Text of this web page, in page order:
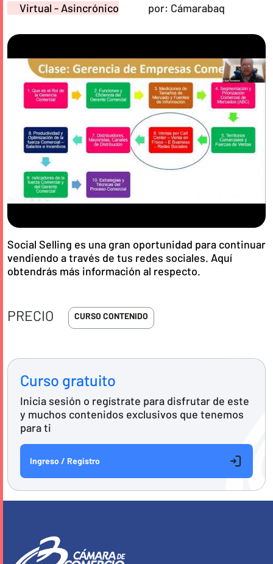
Virtual - Asincrónico por: Cámarabaq
Social Selling es una gran oportunidad para continuar
vendiendo a través de tus redes sociales. Aquí
obtendrás más información al respecto.
PRECIO CURSO CONTENIDO
Curso gratuito
Inicia sesión o regístrate para disfrutar de este
y muchos contenidos exclusivos que tenemos
para ti
Ingreso / Registro